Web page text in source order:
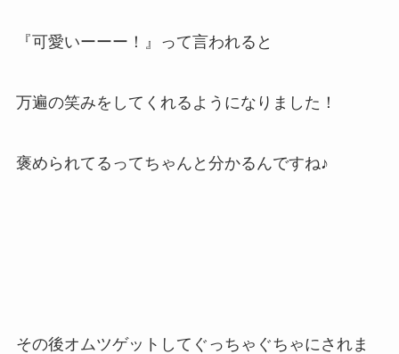
『可愛いーーー！』って言われると
万遍の笑みをしてくれるようになりました！
褒められてるってちゃんと分かるんですね♪
その後オムツゲットしてぐっちゃぐちゃにされま